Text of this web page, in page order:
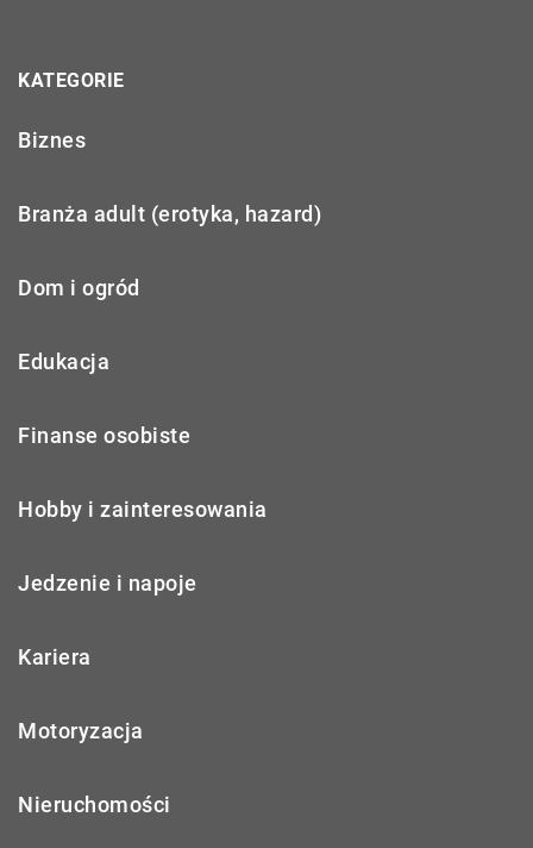
KATEGORIE
Biznes
Branża adult (erotyka, hazard)
Dom i ogród
Edukacja
Finanse osobiste
Hobby i zainteresowania
Jedzenie i napoje
Kariera
Motoryzacja
Nieruchomości